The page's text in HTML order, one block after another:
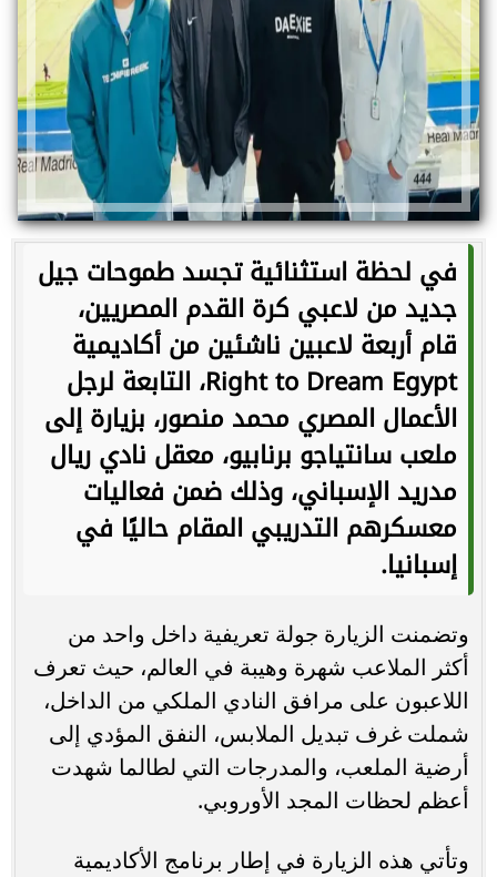
في لحظة استثنائية تجسد طموحات جيل
جديد من لاعبي كرة القدم المصريين،
قام أربعة لاعبين ناشئين من أكاديمية
Right to Dream Egypt، التابعة لرجل
الأعمال المصري محمد منصور، بزيارة إلى
ملعبسانتياجو برنابيو، معقل ناديريال
مدريد الإسباني، وذلك ضمن فعاليات
معسكرهم التدريبي المقام حاليًا في
إسبانيا.
وتضمنت الزيارة جولة تعريفية داخل واحد من
أكثر الملاعب شهرة وهيبة في العالم، حيث تعرف
اللاعبون على مرافق النادي الملكي من الداخل،
شملت غرف تبديل الملابس، النفق المؤدي إلى
أرضية الملعب، والمدرجات التي لطالما شهدت
أعظم لحظات المجد الأوروبي.
وتأتي هذه الزيارة في إطار برنامج الأكاديمية